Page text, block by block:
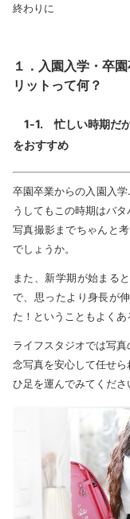
終わりに
１．入園入学・卒
リットって何？
1-1. 忙しい時期だか
をおすすめ
卒園卒業からの入園入
うしてもこの時期はバ
写真撮影までちゃんと
でしょうか。
また、新学期が始まる
で、思ったより身長が
た！ということもよくあ
ライフスタジオでは写
念写真を安心して任せ
ひ足を運んでみてくださ